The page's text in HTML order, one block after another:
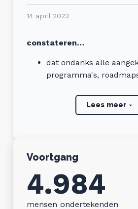
14 april 2023
constateren…
dat ondanks alle
programma's,
Provincie Noord Holland
wij dagelijks hinder en
schade nauwelijks
directe verbetering leidt
onze gezondheid
Lees meer
Voortgang
4.984
mensen ondertekenden